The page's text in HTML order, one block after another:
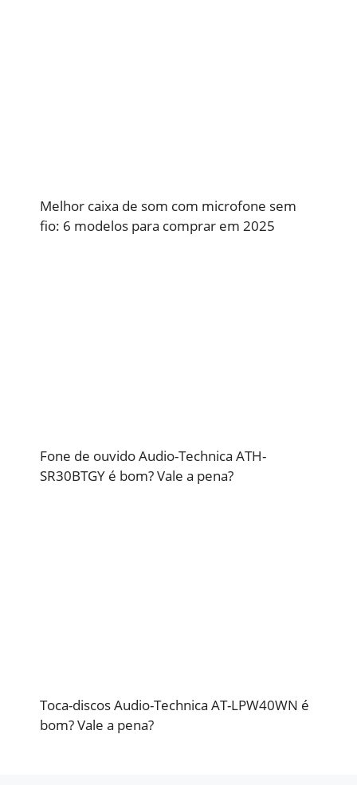
Melhor caixa de som com microfone sem
fio: 6 modelos para comprar em 2025
Fone de ouvido Audio-Technica ATH-
SR30BTGY é bom? Vale a pena?
Toca-discos Audio-Technica AT-LPW40WN é
bom? Vale a pena?